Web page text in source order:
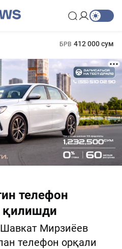
БРВ 412 000 сум
телефон
қилишди
Шавкат Мирзиёев
телефон орқали